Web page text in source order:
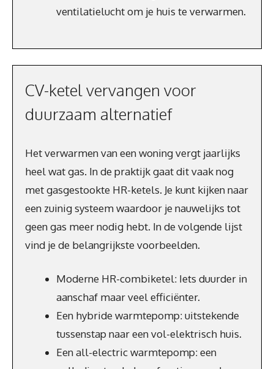
ventilatielucht om je huis te verwarmen.
CV-ketel vervangen voor
duurzaam alternatief
Het verwarmen van een woning vergt jaarlijks
heel wat gas. In de praktijk gaat dit vaak nog
met gasgestookte HR-ketels. Je kunt kijken naar
een zuinig systeem waardoor je nauwelijks tot
geen gas meer nodig hebt. In de volgende lijst
vind je de belangrijkste voorbeelden.
Moderne HR-combiketel: Iets duurder in
aanschaf maar veel efficiënter.
Een hybride warmtepomp: uitstekende
tussenstap naar een vol-elektrisch huis.
Een all-electric warmtepomp: een